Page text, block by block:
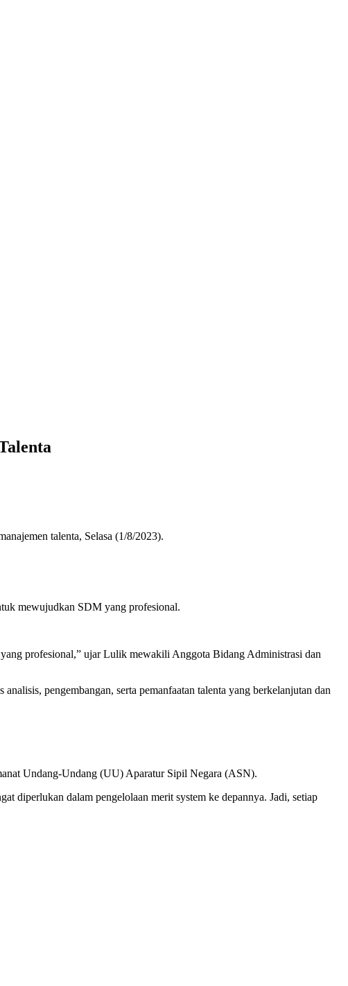
talenta, Selasa (1/8/2023).
mewujudkan SDM yang profesional.
profesional,” ujar Lulik mewakili Anggota Bidang Administrasi dan
pengembangan, serta pemanfaatan talenta yang berkelanjutan dan
Undang-Undang (UU) Aparatur Sipil Negara (ASN).
diperlukan dalam pengelolaan merit system ke depannya. Jadi, setiap